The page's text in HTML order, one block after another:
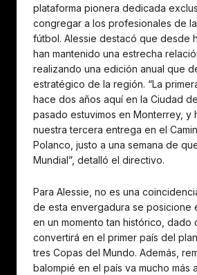
plataforma pionera dedicada
congregar a los profesionales de la
fútbol. Alessie destacó que desde
han mantenido una estrecha
realizando una edición anual que
estratégico de la región. “La
hace dos años aquí en la Ciudad
pasado estuvimos en Monterrey, y
nuestra tercera entrega en el
Polanco, justo a una semana de
Mundial”, detalló el directivo.
Para Alessie, no es una
de esta envergadura se posicione
en un momento tan histórico, dado
convertirá en el primer país del
tres Copas del Mundo. Además,
balompié en el país va mucho más